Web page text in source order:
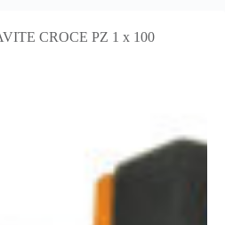
CROCE PZ 1 x 100